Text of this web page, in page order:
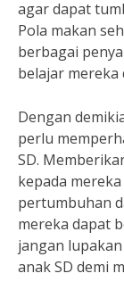
agar dapat
Pola makan
berbagai
belajar mereka
Dengan
perlu
SD.
kepada
pertumbuhan
mereka dapat
jangan
anak SD demi